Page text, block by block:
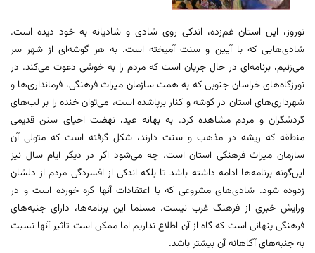
نوروز، این استان غم‌زده، اندکی روی شادی و شادیانه به خود دیده است.
شادی‌هایی که با آیین و سنت آمیخته است. به هر گوشه‌ای از شهر سر
می‌زنیم، برنامه‌ای در حال جریان است که مردم را به خوشی دعوت می‌کند. در
نورزگاه‌های خراسان جنوبی که به همت سازمان میراث فرهنگی، فرمانداری‌ها و
شهرداری‌های استان در گوشه و کنار برپاشده است، می‌توان خنده را بر لب‌های
گردشگران و مردم مشاهده کرد. به بهانه عید، نهضت احیای سنن قدیمی
منطقه که ریشه در مذهب و سنت دارند، شکل گرفته است که متولی آن
سازمان میراث فرهنگی استان است. چه می‌شود اگر در دیگر ایام سال نیز
این‌گونه برنامه‌ها ادامه داشته باشد تا بلکه اندکی از افسردگی مردم از دلشان
زدوده شود. شادی‌های مشروعی که با اعتقادات آنها گره خورده است و در
ورایش خبری از فرهنگ غرب نیست. مسلما این برنامه‌ها، دارای جنبه‌های
فرهنگی پنهانی است که گاه از آن اطلاع نداریم اما ممکن است تاثیر آنها نسبت
به جنبه‌های آگاهانه آن بیشتر باشد.